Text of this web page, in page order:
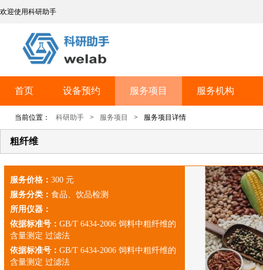
欢迎使用科研助手
首页 设备预约 服务项目 服务机构
当前位置： 科研助手 > 服务项目 > 服务项目详情
粗纤维
服务价格： 300 元
服务分类： 食品、饮品检测
所用仪器：
依据标准号： GB/T 6434-2006 饲料中粗纤维的
含量测定 过滤法
依据标准号： GB/T 6434-2006 饲料中粗纤维的
含量测定 过滤法